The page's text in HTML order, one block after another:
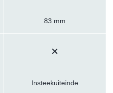
83 mm
Insteekuiteinde